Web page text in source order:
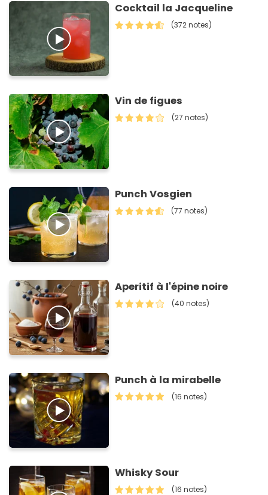
Cocktail la Jacqueline
(372 notes)
Vin de figues
(27 notes)
Punch Vosgien
(77 notes)
Aperitif à l'épine noire
(40 notes)
Punch à la mirabelle
(16 notes)
Whisky Sour
(16 notes)